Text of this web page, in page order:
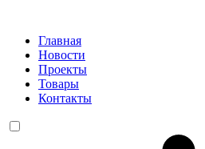
Главная
Новости
Проекты
Товары
Контакты